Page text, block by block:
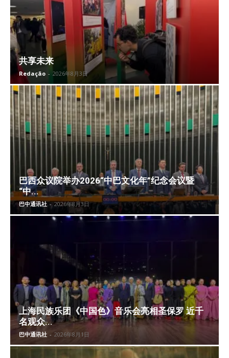
共享未来
Redação - 2026年8月3日
巴西众议院举办2026“中巴文化年”纪念会议暨
“中...
巴中通讯社 - 2026年8月3日
上海民族乐团《中国色》音乐会亮相圣保罗 近千
名观众...
巴中通讯社 - 2026年8月1日